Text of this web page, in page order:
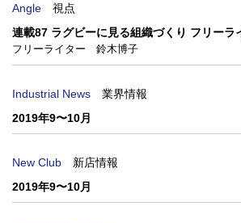
Angle
視点
連載87 ラグビーに見る組織づくり フリー
フリーライター 鈴木博子
Industrial News
業界情報
2019年9〜10月
New Club
新店情報
2019年9〜10月